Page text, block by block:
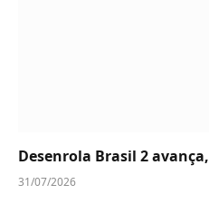
Desenrola Brasil 2
31/07/2026